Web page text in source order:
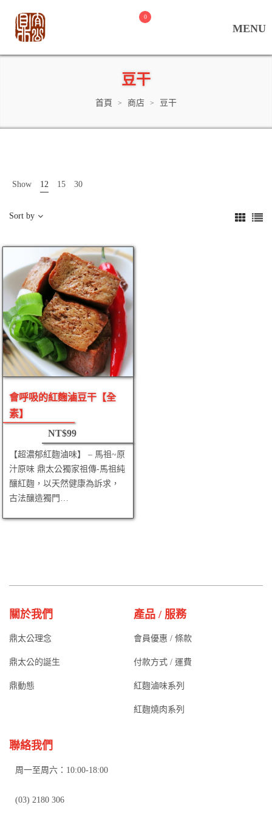
0
豆干
首頁 > 商店 > 豆干
Show 12 15 30
Sort by
會呼吸的紅麴滷豆干【全
素】
NT$99
【超濃郁紅麴滷味】 – 馬祖~原
汁原味 鼎太公獨家祖傳-馬祖純
釀紅麴，以天然健康為訴求，
古法釀造獨門…
關於我們
鼎太公理念
鼎太公的誕生
鼎動態
產品 / 服務
會員優惠 / 條款
付款方式 / 運費
紅麴滷味系列
紅麴燒肉系列
聯絡我們
周一至周六：10:00-18:00
(03) 2180 306